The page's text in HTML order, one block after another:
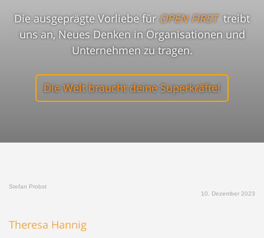
Die ausgeprägte Vorliebe für OPEN FIRSTtreibt
uns an, Neues Denken in Organisationen und
Unternehmen zu tragen.
Die Welt braucht deine Superkräfte!
Stefan Probst
10. Dezember 2023
Theresa Hannig